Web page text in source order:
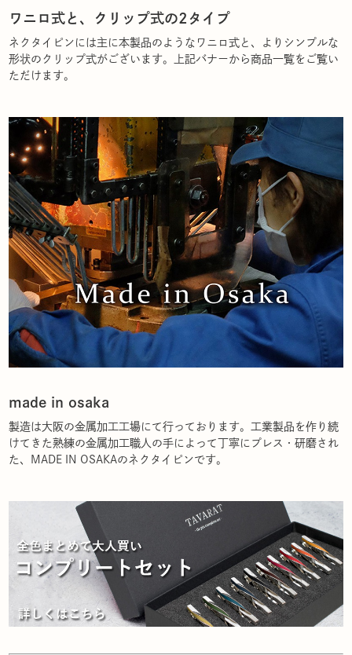
ワニロ式と、クリップ式の2タイプ
ネクタイピンには主に本製品のようなワニロ式と、よりシンプルな
形状のクリップ式がございます。上記バナーから商品一覧をご覧い
ただけます。
made in osaka
製造は大阪の金属加工工場にて行っております。工業製品を作り続
けてきた熟練の金属加工職人の手によって丁寧にプレス・研磨され
た、MADE IN OSAKAのネクタイピンです。